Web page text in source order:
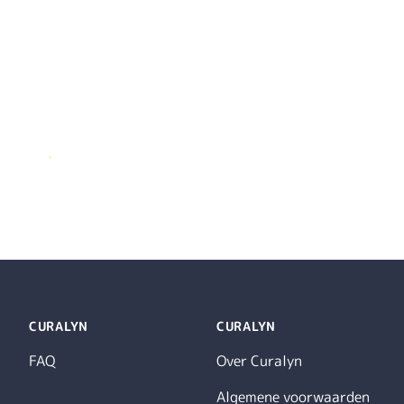
.
CURALYN
FAQ
CURALYN
Over Curalyn
Algemene voorwaarden